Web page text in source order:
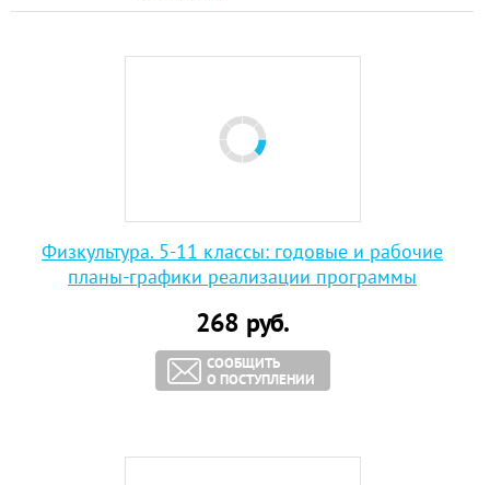
Физкультура. 5-11 классы: годовые и рабочие
планы-графики реализации программы
268 руб.
СООБЩИТЬ
О ПОСТУПЛЕНИИ